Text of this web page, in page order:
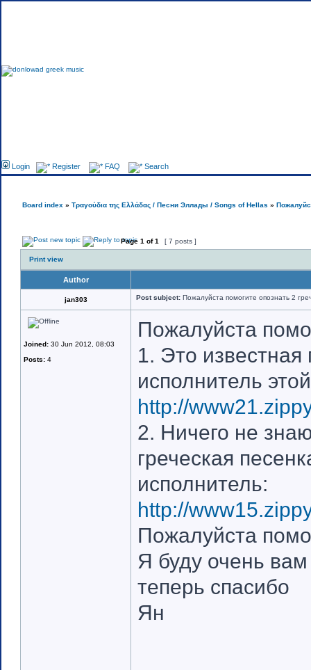
Login Register FAQ Search
Board index » Τραγούδια της Ελλάδας / Песни Эллады / Songs of Hellas »
Page 1 of1 [ 7 posts ]
Print view
Author
jan303 Post subject: Пожалуйста помогите опознать 2
Joined: 30 Jun 2012, 08:03
Posts: 4
Пожалуйста
1. Это известная
исполнитель
http://
2. Ничего не
греческая
исполнитель:
http://
Пожалуйста
Я буду очень
теперь спасибо
Ян